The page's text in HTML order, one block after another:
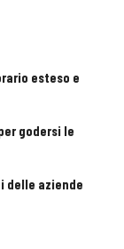
esteso e
godersi le
delle aziende